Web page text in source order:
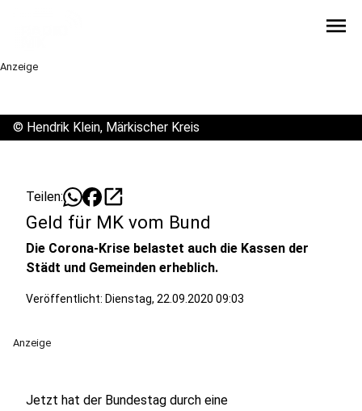
menu
Anzeige
© Hendrik Klein, Märkischer Kreis
Teilen: open_in_new
Geld für MK vom Bund
Die Corona-Krise belastet auch die Kassen der
Städt und Gemeinden erheblich.
Veröffentlicht: Dienstag, 22.09.2020 09:03
Anzeige
Jetzt hat der Bundestag durch eine